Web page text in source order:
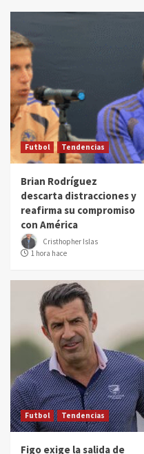
Futbol Tendencias
Brian Rodríguez
descarta distracciones y
reafirma su compromiso
con América
Cristhopher Islas
1 hora hace
Futbol Tendencias
Figo exige la salida de